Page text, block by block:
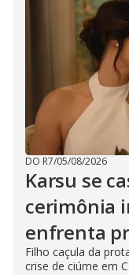
DO R7/05/08/2026
Karsu se
cerimônia
enfrenta
Filho caçula da
crise de ciúme em